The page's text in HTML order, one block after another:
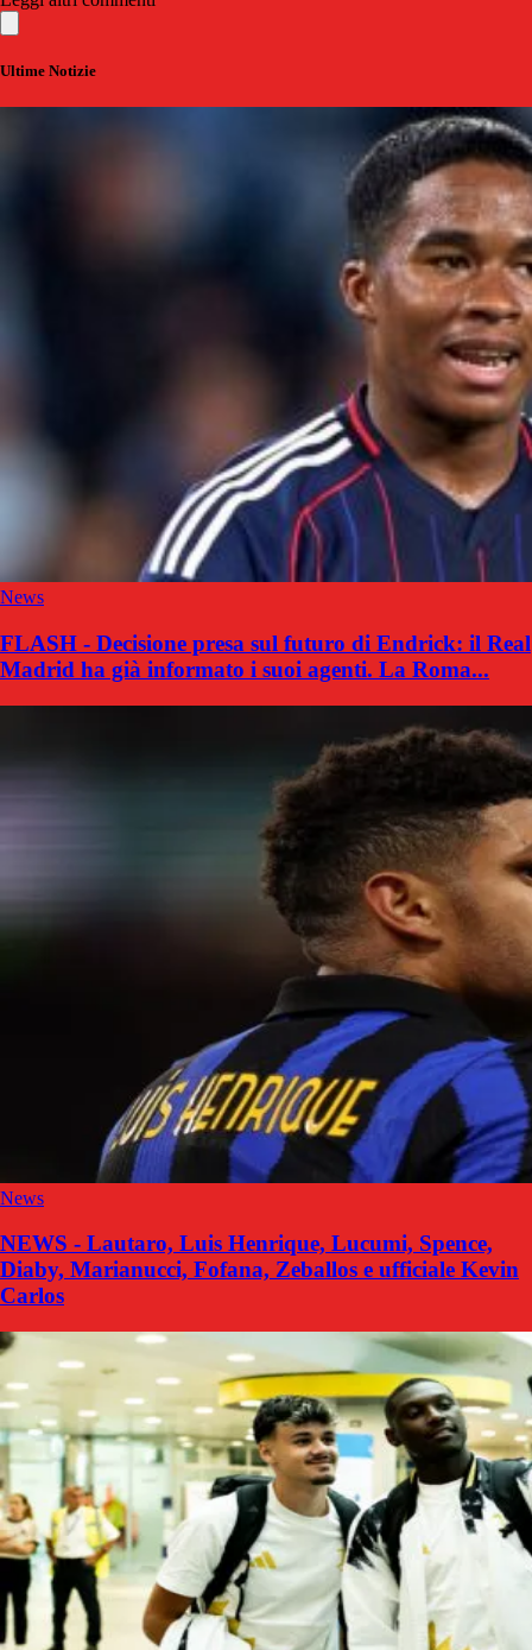
Ultime Notizie
News
FLASH - Decisione presa sul futuro di Endrick: il Real
Madrid ha già informato i suoi agenti. La Roma...
News
NEWS - Lautaro, Luis Henrique, Lucumi, Spence,
Diaby, Marianucci, Fofana, Zeballos e ufficiale Kevin
Carlos